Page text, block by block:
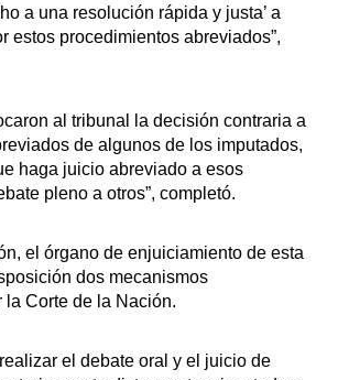
a una resolución rápida y justa’ a
estos procedimientos abreviados”,
al tribunal la decisión contraria a
de algunos de los imputados,
haga juicio abreviado a esos
pleno a otros”, completó.
el órgano de enjuiciamiento de esta
dos mecanismos
Corte de la Nación.
el debate oral y el juicio de